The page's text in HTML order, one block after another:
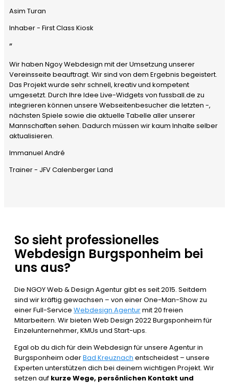
Asim Turan
Inhaber - First Class Kiosk
”
Wir haben Ngoy Webdesign mit der Umsetzung unserer
Vereinsseite beauftragt. Wir sind von dem Ergebnis begeistert.
Das Projekt wurde sehr schnell, kreativ und kompetent
umgesetzt. Durch Ihre Idee Live-Widgets von fussball.de zu
integrieren können unsere Webseitenbesucher die letzten -,
nächsten Spiele sowie die aktuelle Tabelle aller unserer
Mannschaften sehen. Dadurch müssen wir kaum Inhalte selber
aktualisieren.
Immanuel André
Trainer - JFV Calenberger Land
So sieht professionelles
Webdesign Burgsponheim bei
uns aus?
Die NGOY Web & Design Agentur gibt es seit 2015. Seitdem
sind wir kräftig gewachsen – von einer One-Man-Show zu
einer Full-Service Webdesign Agenturmit 20 freien
Mitarbeitern. Wir bieten Web Design 2022 Burgsponheim für
Einzelunternehmer, KMUs und Start-ups.
Egal ob du dich für dein Webdesign für unsere Agentur in
Burgsponheim oderBad Kreuznach entscheidest – unsere
Experten unterstützen dich bei deinem wichtigen Projekt. Wir
setzen auf kurze Wege, persönlichen Kontakt und